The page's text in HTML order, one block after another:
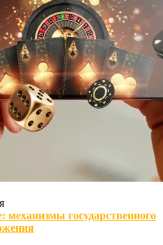
государственного